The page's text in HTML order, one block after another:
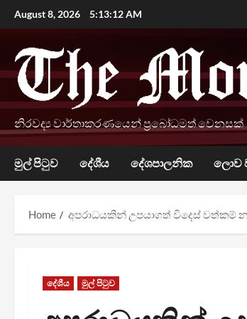
Skip
to
content
August 8, 2026 5:13:13 AM
නිරවද්‍ය වාර්තාකරණයෙන් ප්‍රබෝධමත් වෙනසක්
මුල් පිටුව දේශීය දේශපාලනික ලොව
Home අපරාධයකින් උපයාගත් විදෙස් වත්කම්
දේශීය මුල් පිටුව